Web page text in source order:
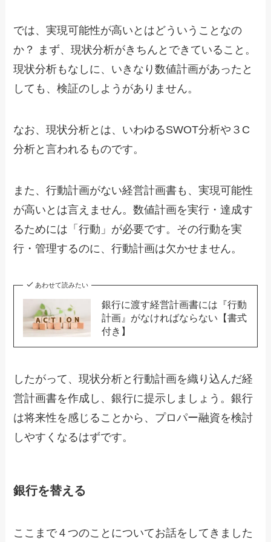
では、実現可能性が高いとはどういうことなの
か？ まず、現状分析がきちんとできていること。
現状分析もなしに、いきなり数値計画があったと
しても、検証のしようがありません。
なお、現状分析とは、いわゆるSWOT分析や３C
分析と言われるものです。
また、行動計画がない経営計画書も、実現可能性
が高いとは言えません。数値計画を実行・達成す
るためには「行動」が必要です。その行動を実
行・管理するのに、行動計画は欠かせません。
あわせて読みたい
銀行に渡す経営計画書には『行動
計画』がなければならない【書式
付き】
したがって、現状分析と行動計画を織り込んだ経
営計画書を作成し、銀行に提示しましょう。銀行
は将来性を感じることから、プロパー融資を検討
しやすくなるはずです。
銀行を替える
ここまで４つのことについてお話をしてきました